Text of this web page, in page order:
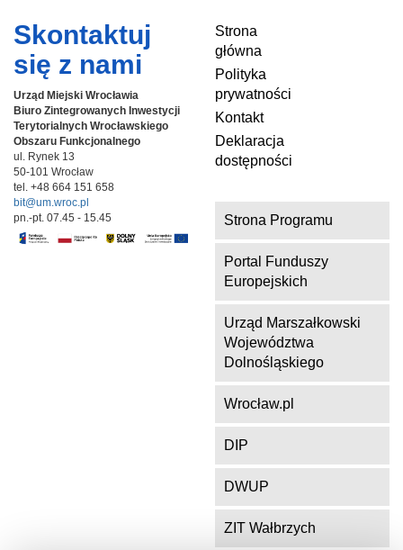
Skontaktuj
się z nami
Urząd Miejski Wrocławia
Biuro Zintegrowanych Inwestycji
Terytorialnych Wrocławskiego
Obszaru Funkcjonalnego
ul. Rynek 13
50-101 Wrocław
tel. +48 664 151 658
bit@um.wroc.pl
pn.-pt. 07.45 - 15.45
Strona
główna
Polityka
prywatności
Kontakt
Deklaracja
dostępności
Strona Programu
Portal Funduszy
Europejskich
Urząd Marszałkowski
Województwa
Dolnośląskiego
Wrocław.pl
DIP
DWUP
ZIT Wałbrzych